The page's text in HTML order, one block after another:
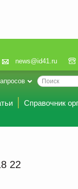
news@id41.ru
Справочник
22